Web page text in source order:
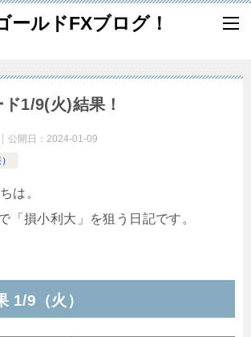
ールドFXブログ！
1/9(火)結果！
公開日： 2024-01-09
は。
「損小利大」を狙う日記です。
1/9（火）